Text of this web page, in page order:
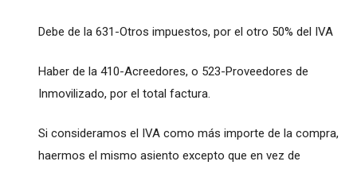
Debe de la 631-Otros impuestos, por el otro 50% del IVA
Haber de la 410-Acreedores, o 523-Proveedores de
Inmovilizado, por el total factura.
Si consideramos el IVA como más importe de la compra,
haermos el mismo asiento excepto que en vez de